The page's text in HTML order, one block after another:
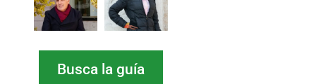
Busca la guía